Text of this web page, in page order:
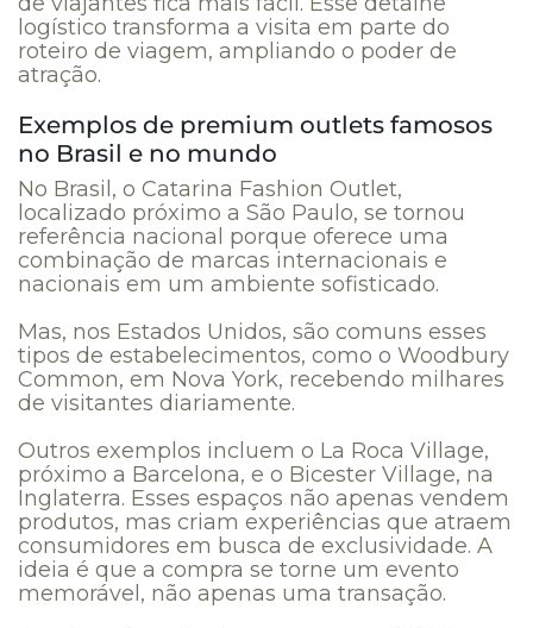
logístico transforma a visita em parte do
roteiro de viagem, ampliando o poder de
atração.
Exemplos de premium outlets famosos
no Brasil e no mundo
No Brasil, o Catarina Fashion Outlet,
localizado próximo a São Paulo, se tornou
referência nacional porque oferece uma
combinação de marcas internacionais e
nacionais em um ambiente sofisticado.
Mas, nos Estados Unidos, são comuns esses
tipos de estabelecimentos, como o Woodbury
Common, em Nova York, recebendo milhares
de visitantes diariamente.
Outros exemplos incluem o La Roca Village,
próximo a Barcelona, e o Bicester Village, na
Inglaterra. Esses espaços não apenas vendem
produtos, mas criam experiências que atraem
consumidores em busca de exclusividade. A
ideia é que a compra se torne um evento
memorável, não apenas uma transação.